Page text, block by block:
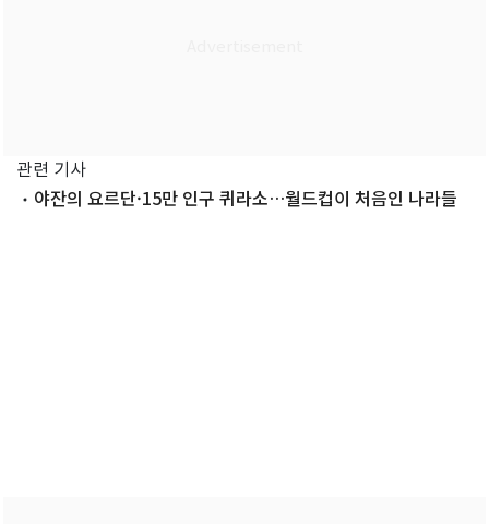
관련 기사
야잔의 요르단·15만 인구 퀴라소…월드컵이 처음인 나라들